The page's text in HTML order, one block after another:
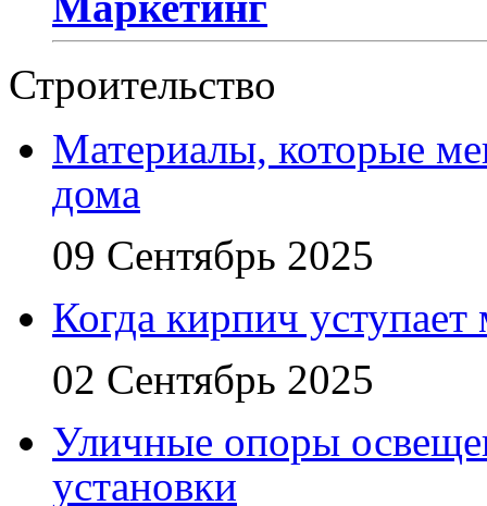
Строительство
Материалы, которые
дома
09 Сентябрь 2025
Когда кирпич
02 Сентябрь 2025
Уличные опоры
установки